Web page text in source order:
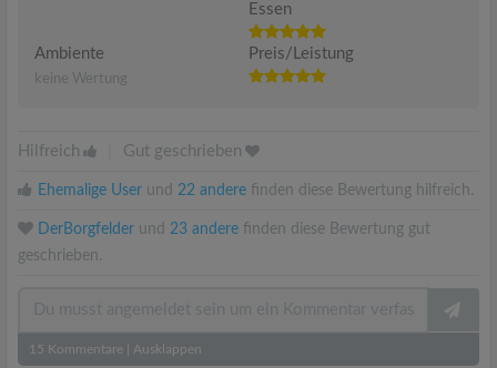
Essen
Ambiente
keine Wertung
Preis/Leistung
Hilfreich Gut geschrieben
Ehemalige User und 22 andere finden diese Bewertung hilfreich.
DerBorgfelder und 23 andere finden diese Bewertung gut
geschrieben.
15 Kommentare Ausklappen